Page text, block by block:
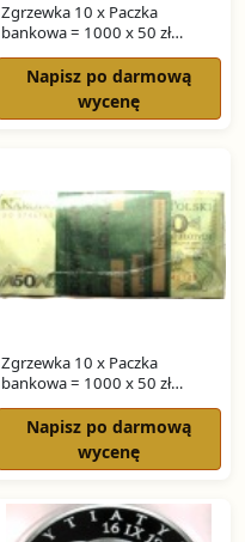
Zgrzewka 10 x Paczka
bankowa = 1000 x 50 zł
ŚWIERCZEWSKI seria GK
Napisz po darmową
wycenę
Zgrzewka 10 x Paczka
bankowa = 1000 x 50 zł
ŚWIERCZEWSKI seria GG
Napisz po darmową
wycenę